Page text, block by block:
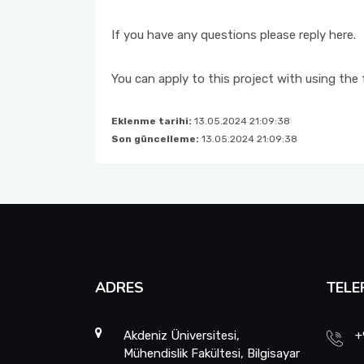
If you have any questions please reply here.
You can apply to this project with using the
Eklenme tarihi: 13.05.2024 21:09:38
Son güncelleme: 13.05.2024 21:09:38
ADRES
Akdeniz Üniversitesi,
Mühendislik Fakültesi, Bilgisayar
Kalite Yönetim Takvimi